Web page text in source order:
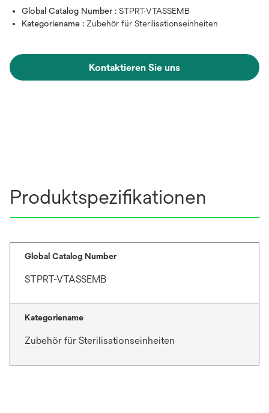
Global Catalog Number : STPRT-VTASSEMB
Kategoriename : Zubehör für Sterilisationseinheiten
Kontaktieren Sie uns
Produktspezifikationen
Global Catalog Number
STPRT-VTASSEMB
Kategoriename
Zubehör für Sterilisationseinheiten